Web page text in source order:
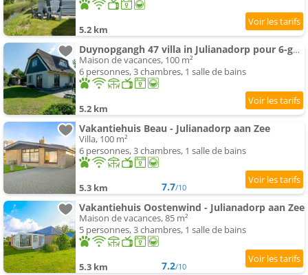
5.2 km
Duynopgangh 47 villa in Julianadorp pour 6-guests
Maison de vacances, 100 m²
6 personnes, 3 chambres, 1 salle de bains
5.2 km
Vakantiehuis Beau - Julianadorp aan Zee
Villa, 100 m²
6 personnes, 3 chambres, 1 salle de bains
5.3 km 7.7/10
Vakantiehuis Oostenwind - Julianadorp aan Zee
Maison de vacances, 85 m²
5 personnes, 3 chambres, 1 salle de bains
5.3 km 7.2/10